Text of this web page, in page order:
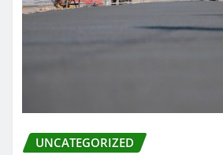
UNCATEGORIZED